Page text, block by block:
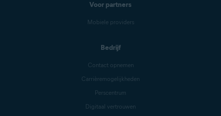
Voor partners
Mobiele providers
Bedrijf
Contact opnemen
Carrièremogelijkheden
Perscentrum
Digitaal vertrouwen